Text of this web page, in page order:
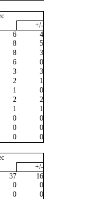
+/-
6
4
8
5
8
3
6
0
3
3
2
1
1
0
2
2
1
1
0
0
0
0
0
0
+/-
37
16
0
0
0
0